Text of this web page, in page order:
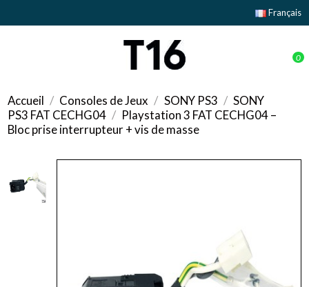
Français
0
Accueil Consoles de Jeux SONY PS3
SONY
PS3 FAT CECHG04
Playstation 3 FAT CECHG04 –
Bloc prise interrupteur + vis de masse